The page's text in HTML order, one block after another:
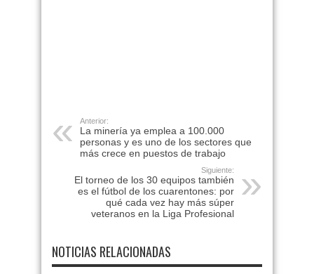
Anterior:
La minería ya emplea a 100.000
personas y es uno de los sectores que
más crece en puestos de trabajo
Siguiente:
El torneo de los 30 equipos también
es el fútbol de los cuarentones: por
qué cada vez hay más súper
veteranos en la Liga Profesional
NOTICIAS RELACIONADAS